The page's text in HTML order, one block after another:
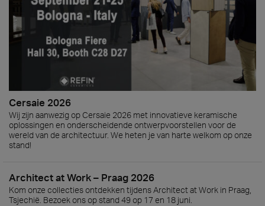
Cersaie 2026
Wij zijn aanwezig op Cersaie 2026 met innovatieve keramische
oplossingen en onderscheidende ontwerpvoorstellen voor de
wereld van de architectuur. We heten je van harte welkom op onze
stand!
Architect at Work – Praag 2026
Kom onze collecties ontdekken tijdens Architect at Work in Praag,
Tsjechië. Bezoek ons op stand 49 op 17 en 18 juni.